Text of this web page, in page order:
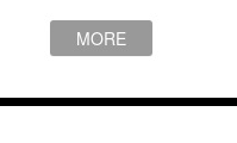
มันก็คงขึ้นอยู่กับปัจจัยต่างๆ
วถึงนั่นคือ
ว่ามันจะเป็นจริงอย่างรวด
MORE